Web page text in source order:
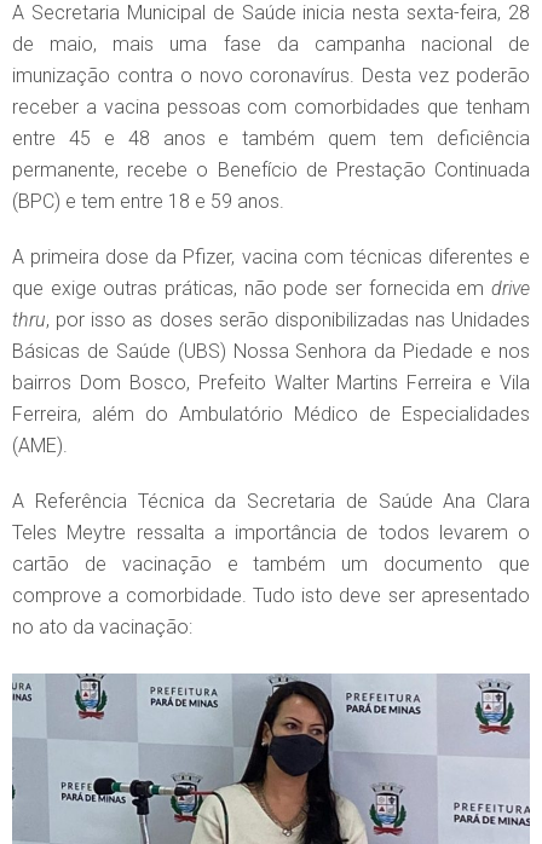
A Secretaria Municipal de Saúde inicia nesta sexta-feira, 28
de maio, mais uma fase da campanha nacional de
imunização contra o novo coronavírus. Desta vez poderão
receber a vacina pessoas com comorbidades que tenham
entre 45 e 48 anos e também quem tem deficiência
permanente, recebe o Benefício de Prestação Continuada
(BPC) e tem entre 18 e 59 anos.
A primeira dose da Pfizer, vacina com técnicas diferentes e
que exige outras práticas, não pode ser fornecida em drive
thru, por isso as doses serão disponibilizadas nas Unidades
Básicas de Saúde (UBS) Nossa Senhora da Piedade e nos
bairros Dom Bosco, Prefeito Walter Martins Ferreira e Vila
Ferreira, além do Ambulatório Médico de Especialidades
(AME).
A Referência Técnica da Secretaria de Saúde Ana Clara
Teles Meytre ressalta a importância de todos levarem o
cartão de vacinação e também um documento que
comprove a comorbidade. Tudo isto deve ser apresentado
no ato da vacinação: